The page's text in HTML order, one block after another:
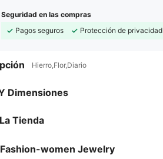
Seguridad en las compras
Pagos seguros
Protección de privacidad
Hierro,Flor,Diario
Dimensiones
Tienda
Fashion-women Jewelry